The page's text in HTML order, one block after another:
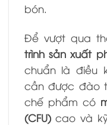
bón.
Để vượt qua
trình sản xuất
chuẩn là điều
cần được đào
chế phẩm có
(CFU)cao và